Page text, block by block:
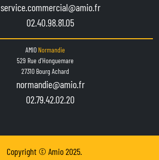
service.commercial@amio.fr
02.40.98.81.05
AMIO Normandie
529 Rue d'Honguemare
27310 Bourg Achard
normandie@amio.fr
02.79.42.02.20
Copyright © Amio 2025.